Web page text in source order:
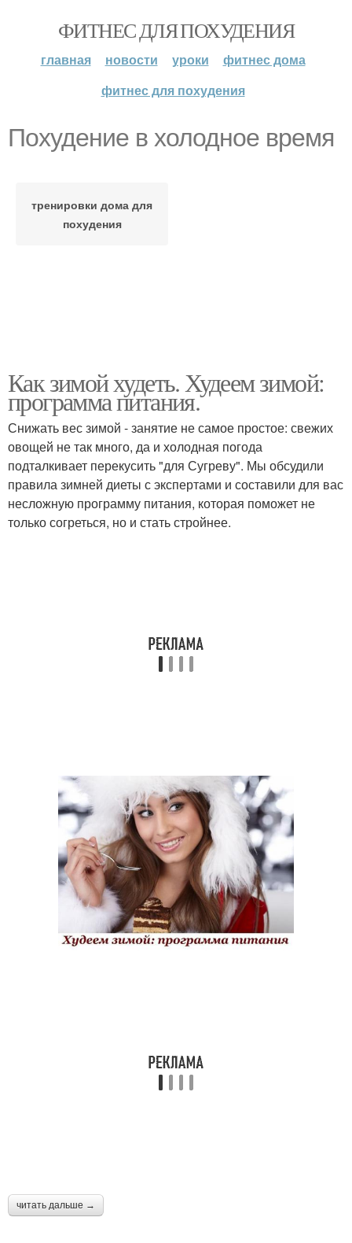
ФИТНЕС ДЛЯ ПОХУДЕНИЯ
главная новости уроки
фитнес дома
фитнес для похудения
Похудение в холодное время
тренировки дома для
похудения
Как зимой худеть. Худеем зимой:
программа питания.
Снижать вес зимой - занятие не самое простое: свежих
овощей не так много, да и холодная погода
подталкивает перекусить "для Сугреву". Мы обсудили
правила зимней диеты с экспертами и составили для вас
несложную программу питания, которая поможет не
только согреться, но и стать стройнее.
читать дальше →